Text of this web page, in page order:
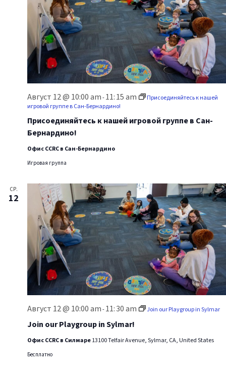
Присоединяйтесь к нашей игровой группе в Сан-
Бернардино!
Август 12 @ 10:00 am-11:15 am
Присоединяйтесь к нашей
игровой группе в Сан-Бернардино!
Офис CCRC в Сан-Бернардино
Игровая группа
СР.
12
Join our Playgroup in Sylmar!
Август 12 @ 10:00 am-11:30 am Join our Playgroup in Sylmar
Офис CCRC в Силмаре13100 Telfair Avenue, Sylmar, CA, United States
Бесплатно